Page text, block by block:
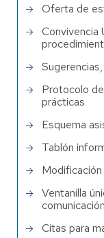
Oferta de
Convivencia
Protocolo
prácticas
Esquema
Tablón
Ventanilla
comunicación
Citas para